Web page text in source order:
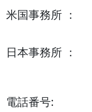
米国事務所 ：
日本事務所 ：
電話番号: